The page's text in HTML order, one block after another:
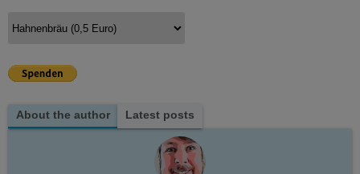
About the author Latest posts